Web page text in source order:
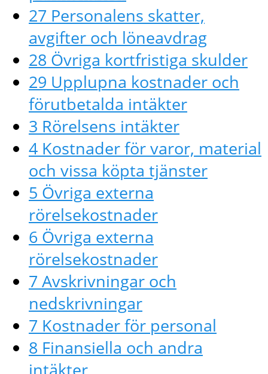
27 Personalens skatter,
avgifter och löneavdrag
28 Övriga kortfristiga skulder
29 Upplupna kostnader och
förutbetalda intäkter
3 Rörelsens intäkter
4 Kostnader för varor, material
och vissa köpta tjänster
5 Övriga externa
rörelsekostnader
6 Övriga externa
rörelsekostnader
7 Avskrivningar och
nedskrivningar
7 Kostnader för personal
8 Finansiella och andra
intäkter